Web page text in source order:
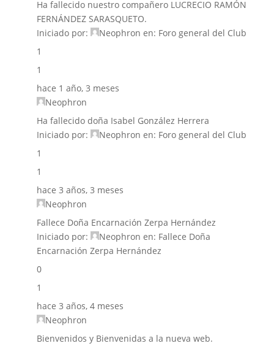
Ha fallecido nuestro compañero LUCRECIO RAMÓN
FERNÁNDEZ SARASQUETO.
Iniciado por:
Neophron en: Foro general del Club
1
1
hace 1 año, 3 meses
Neophron
Ha fallecido doña Isabel González Herrera
Iniciado por:
Neophron en: Foro general del Club
1
1
hace 3 años, 3 meses
Neophron
Fallece Doña Encarnación Zerpa Hernández
Iniciado por:
Neophron en: Fallece Doña
Encarnación Zerpa Hernández
0
1
hace 3 años, 4 meses
Neophron
Bienvenidos y Bienvenidas a la nueva web.